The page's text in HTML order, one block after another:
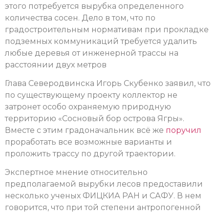
этого потребуется вырубка определенного
количества сосен. Дело в том, что по
градостроительным нормативам при прокладке
подземных коммуникаций требуется удалить
любые деревья от инженерной трассы на
расстоянии двух метров
Глава Северодвинска Игорь Скубенко заявил, что
по существующему проекту коллектор не
затронет особо охраняемую природную
территорию «Сосновый бор острова Ягры».
Вместе с этим градоначальник всё же поручил
проработать все возможные варианты и
проложить трассу по другой траектории.
Экспертное мнение относительно
предполагаемой вырубки лесов предоставили
несколько ученых ФИЦКИА РАН и САФУ. В нем
говорится, что при той степени антропогенной